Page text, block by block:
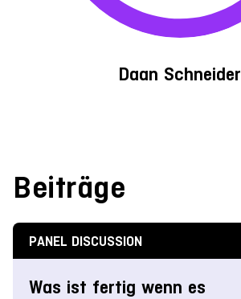
Daan Schneider
Beiträge
PANEL DISCUSSION
Was ist fertig wenn es